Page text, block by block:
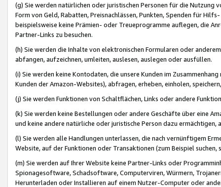
(g) Sie werden natürlichen oder juristischen Personen für die Nutzung
Form von Geld, Rabatten, Preisnachlässen, Punkten, Spenden für
beispielsweise keine Prämien- oder Treueprogramme auflegen, die
Partner-Links zu besuchen.
(h) Sie werden die Inhalte von elektronischen Formularen oder
abfangen, aufzeichnen, umleiten, auslesen, auslegen oder ausfüllen.
(i) Sie werden keine Kontodaten, die unsere Kunden im
Kunden der Amazon-Websites), abfragen, erheben, einholen,
(j) Sie werden Funktionen von Schaltflächen, Links oder andere
(k) Sie werden keine Bestellungen oder andere Geschäfte über eine
und keine andere natürliche oder juristische Person dazu
(l) Sie werden alle Handlungen unterlassen, die nach vernünftigem
Website, auf der Funktionen oder Transaktionen (zum Beispiel
(m) Sie werden auf Ihrer Website keine Partner-Links oder
Spionagesoftware, Schadsoftware, Computerviren, Würmern,
Herunterladen oder Installieren auf einem Nutzer-Computer oder